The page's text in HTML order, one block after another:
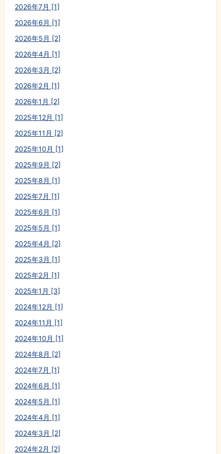
2026年7月 [1]
2026年6月 [1]
2026年5月 [2]
2026年4月 [1]
2026年3月 [2]
2026年2月 [1]
2026年1月 [2]
2025年12月 [1]
2025年11月 [2]
2025年10月 [1]
2025年9月 [2]
2025年8月 [1]
2025年7月 [1]
2025年6月 [1]
2025年5月 [1]
2025年4月 [2]
2025年3月 [1]
2025年2月 [1]
2025年1月 [3]
2024年12月 [1]
2024年11月 [1]
2024年10月 [1]
2024年8月 [2]
2024年7月 [1]
2024年6月 [1]
2024年5月 [1]
2024年4月 [1]
2024年3月 [2]
2024年2月 [2]